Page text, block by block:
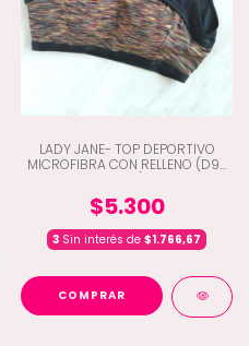
LADY JANE- TOP DEPORTIVO
MICROFIBRA CON RELLENO (D9-
$5.300
3 Sin interés de $1.766,67
COMPRAR